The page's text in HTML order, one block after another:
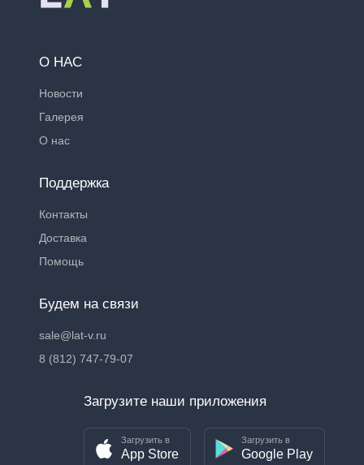
О НАС
Новости
Галерея
О нас
Поддержка
Контакты
Доставка
Помощь
Будем на связи
sale@lat-v.ru
8 (812) 747-79-07
Загрузите наши приложения
Загрузить в
App Store
Загрузить в
Google Play